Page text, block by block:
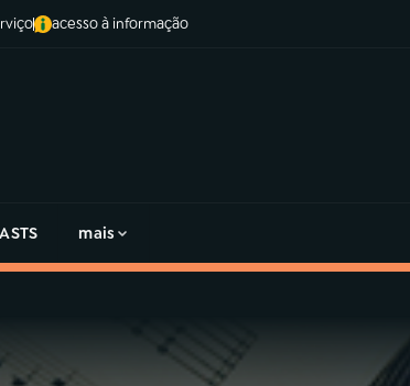
acesso à informação
mais